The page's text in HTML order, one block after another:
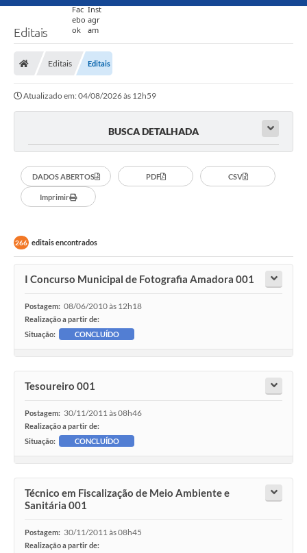
Editais
Editais Editais
Atualizado em: 04/08/2026 às 12h59
BUSCA DETALHADA
DADOS ABERTOS PDF CSV
Imprimir
266 editais encontrados
I Concurso Municipal de Fotografia Amadora 001
Postagem: 08/06/2010 às 12h18
Realização a partir de:
Situação:
CONCLUÍDO
Tesoureiro 001
Postagem: 30/11/2011 às 08h46
Realização a partir de:
Situação:
CONCLUÍDO
Técnico em Fiscalização de Meio Ambiente e
Sanitária 001
Postagem: 30/11/2011 às 08h45
Realização a partir de: